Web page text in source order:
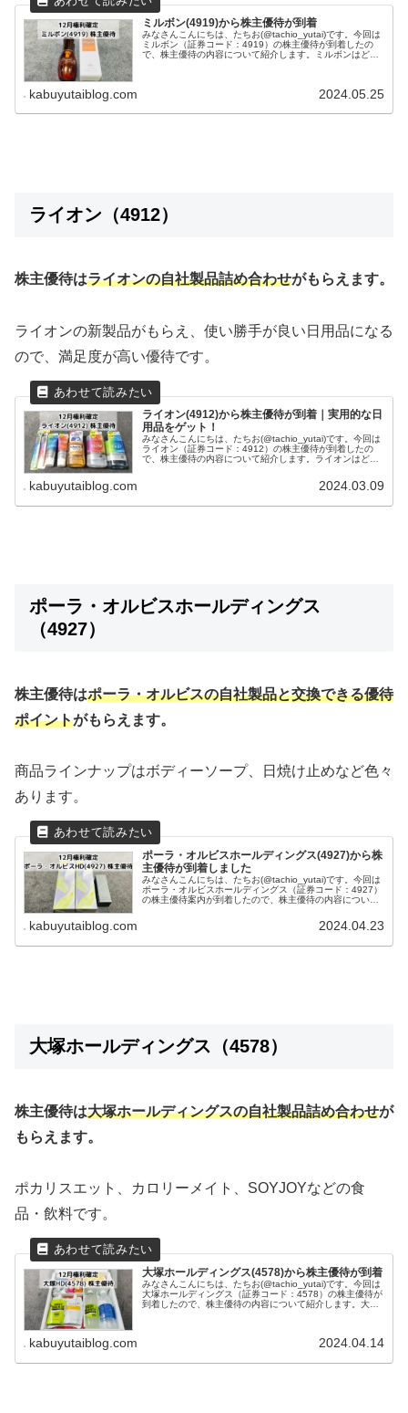
ミルボン(4919)から株主優待が到着
みなさんこんにちは、たちお(@tachio_yutai)です。今回は
ミルボン（証券コード：4919）の株主優待が到着したの
で、株主優待の内容について紹介します。ミルボンはどん
kabuyutaiblog.com 2024.05.25
ライオン（4912）
株主優待はライオンの自社製品詰め合わせがもらえます。
ライオンの新製品がもらえ、使い勝手が良い日用品になる
ので、満足度が高い優待です。
ライオン(4912)から株主優待が到着｜実用的な日
用品をゲット！
みなさんこんにちは、たちお(@tachio_yutai)です。今回は
ライオン（証券コード：4912）の株主優待が到着したの
で、株主優待の内容について紹介します。ライオンはどん
kabuyutaiblog.com 2024.03.09
ポーラ・オルビスホールディングス
（4927）
株主優待はポーラ・オルビスの自社製品と交換できる優待
ポイントがもらえます。
商品ラインナップはボディーソープ、日焼け止めなど色々
あります。
ポーラ・オルビスホールディングス(4927)から株
主優待が到着しました
みなさんこんにちは、たちお(@tachio_yutai)です。今回は
ポーラ・オルビスホールディングス（証券コード：4927）
の株主優待案内が到着したので、株主優待の内容について
kabuyutaiblog.com 2024.04.23
大塚ホールディングス（4578）
株主優待は大塚ホールディングスの自社製品詰め合わせが
もらえます。
ポカリスエット、カロリーメイト、SOYJOYなどの食
品・飲料です。
大塚ホールディングス(4578)から株主優待が到着
みなさんこんにちは、たちお(@tachio_yutai)です。今回は
大塚ホールディングス（証券コード：4578）の株主優待が
到着したので、株主優待の内容について紹介します。大塚
kabuyutaiblog.com 2024.04.14